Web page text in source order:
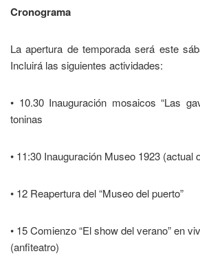
Cronograma
La apertura de temporada será este
Incluirá las siguientes actividades:
• 10.30 Inauguración mosaicos “Las
toninas
• 11:30 Inauguración Museo 1923 (actual
• 12 Reapertura del “Museo del puerto”
• 15 Comienzo “El show del verano” en
(anfiteatro)